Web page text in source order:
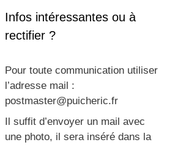
Infos intéressantes ou à
rectifier ?
Pour toute communication utiliser
l’adresse mail :
postmaster@puicheric.fr
Il suffit d’envoyer un mail avec
une photo, il sera inséré dans la